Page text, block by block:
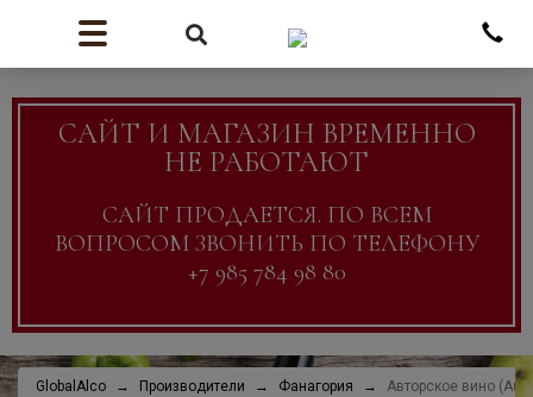
САЙТ И МАГАЗИН ВРЕМЕННО
НЕ РАБОТАЮТ
САЙТ ПРОДАЕТСЯ. ПО ВСЕМ
ВОПРОСОМ ЗВОНИТЬ ПО ТЕЛЕФОНУ
+7 985 784 98 80
GlobalAlco Производители Фанагория Авторское вино